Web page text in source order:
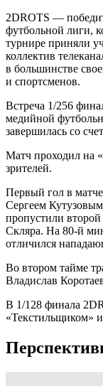
2DROTS —
футбольной лиги,
турнире приняли
коллектив
в большинстве
и спортсменов.
Встреча 1/256
медийной
завершилась со
Матч проходил на
зрителей.
Первый гол в
Сергеем
пропустили
Скляра. На 80-й
отличился
Во втором тайме
Владислав
В 1/128 финала
«Текстильщиком»